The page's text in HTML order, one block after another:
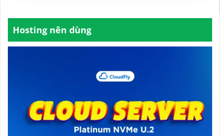
Hosting nên dùng